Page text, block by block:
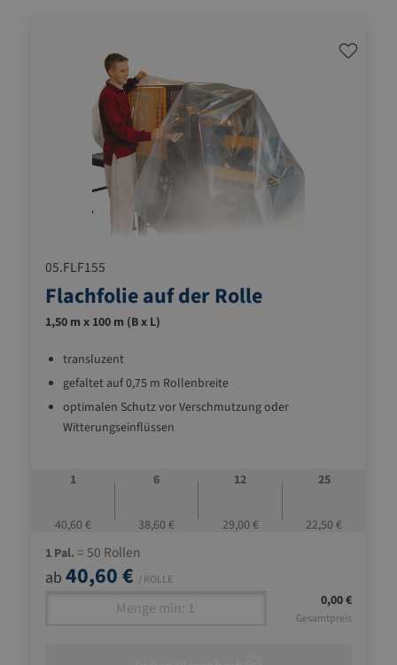
05.FLF155
Flachfolie auf der Rolle
1,50 m x 100 m (B x L)
transluzent
gefaltet auf 0,75 m Rollenbreite
optimalen Schutz vor Verschmutzung oder
Witterungseinflüssen
1
40,60 €
6
38,60 €
12
29,00 €
25
22,50 €
1 Pal. = 50 Rollen
ab 40,60 € / ROLLE
0,00 €
Gesamtpreis